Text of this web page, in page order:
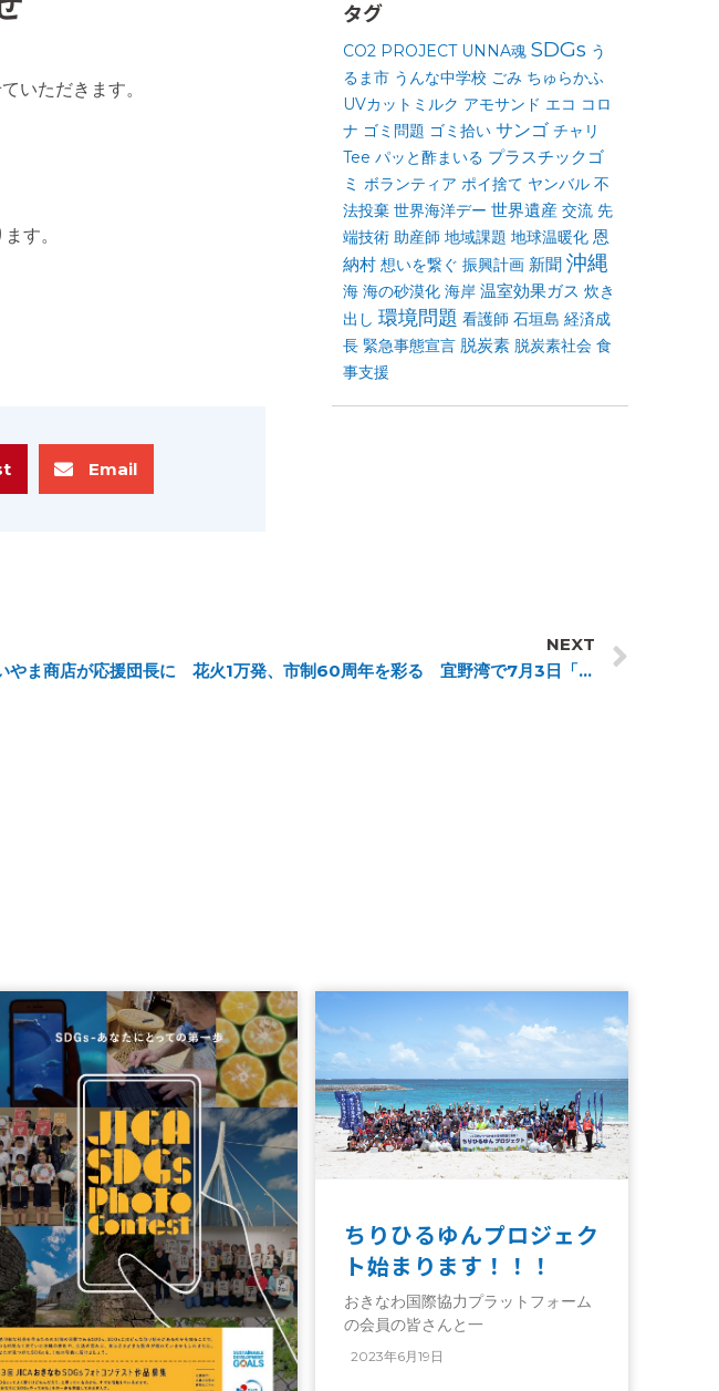
いただきます。
す。
Email
タグ
CO2 PROJECT UNNA魂 SDGs う
るま市 うんな中学校 ごみ ちゅらかふ
UVカットミルク アモサンド エコ コロ
ナ ゴミ問題 ゴミ拾い サンゴ チャリ
Tee パッと酢まいる プラスチックゴ
ミ ボランティア ポイ捨て ヤンバル 不
法投棄 世界海洋デー 世界遺産 交流 先
端技術 助産師 地域課題 地球温暖化 恩
納村 想いを繋ぐ 振興計画 新聞 沖縄
海 海の砂漠化 海岸 温室効果ガス 炊き
出し 環境問題 看護師 石垣島 経済成
長 緊急事態宣言 脱炭素 脱炭素社会 食
事支援
NEXT
きいやま商店が応援団長に 花火1万発、市制60周年を彩る 宜野湾で7月3日「琉球海炎祭」
ちりひるゆんプロジェク
ト始まります！！！
おきなわ国際協力プラットフォーム
の会員の皆さんと一
2023年6月19日